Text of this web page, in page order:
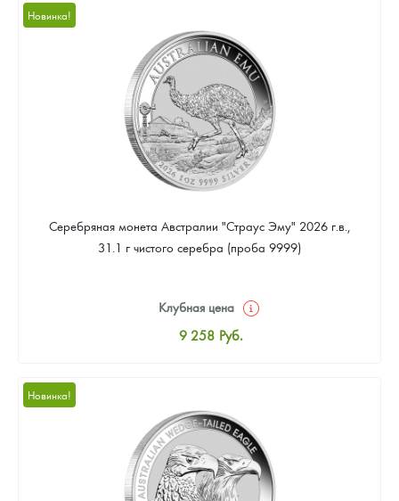
Цена выкупа
Звоните
Новинка!
Серебряная монета Австралии "Страус Эму" 2026 г.в.,
31.1 г чистого серебра (проба 9999)
Клубная цена
9 258 Руб.
Цена выкупа
Звоните
Новинка!